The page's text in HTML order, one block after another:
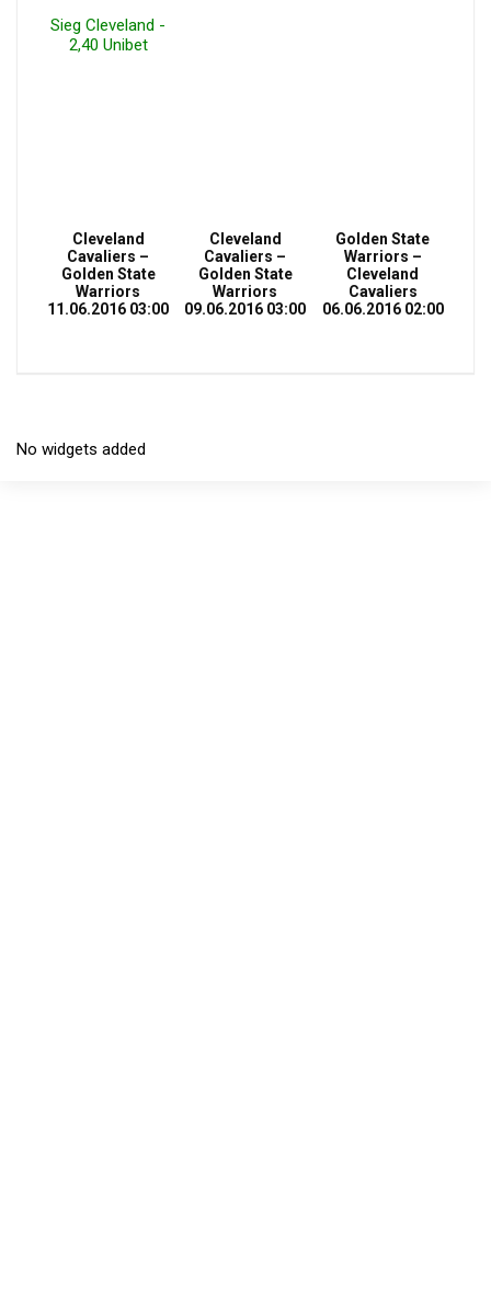
Sieg Cleveland -
2,40 Unibet
Cleveland
Cavaliers –
Golden State
Warriors
11.06.2016 03:00
Cleveland
Cavaliers –
Golden State
Warriors
09.06.2016 03:00
Golden State
Warriors –
Cleveland
Cavaliers
06.06.2016 02:00
No widgets added